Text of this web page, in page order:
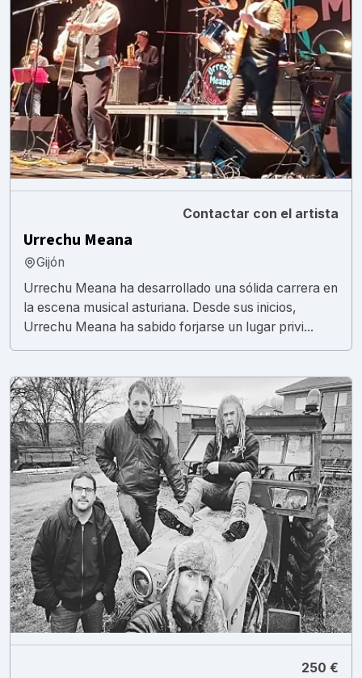
Contactar con el artista
Urrechu Meana
Gijón
Urrechu Meana ha desarrollado una sólida carrera en
la escena musical asturiana. Desde sus inicios,
Urrechu Meana ha sabido forjarse un lugar privi...
250 €